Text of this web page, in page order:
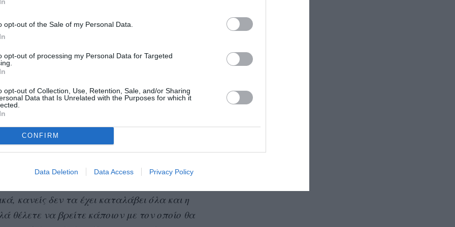
opt-out of the Sale of my Personal Data.
opt-out of processing my Personal Data for Targeted
opt-out of Collection, Use, Retention, Sale, and/or Sharing
Data that Is Unrelated with the Purposes for which it
CONFIRM
Data Deletion Data Access Privacy Policy
σταθερή μακροπρόθεσμα. Σκεφτείτε: αν
τους να ζει σε πέντε χρόνια. Σύμφωνα
να δώσετε προτεραιότητα στη
συνέπεια και η οικονομική ασφάλεια
σαφείς εικόνες του εαυτού τους-
τώρα σε σχέση με το πού θα ήθελαν
φτάσουν εκεί. Αυτό δεν δείχνει μόνο πόσο
της ζωής, αλλά και ποιοι είναι οι
γεγονός που βοηθά να καθοριστεί αν
κανείς δεν τα έχει καταλάβει όλα και η
θέλετε να βρείτε κάποιον με τον οποίο θα